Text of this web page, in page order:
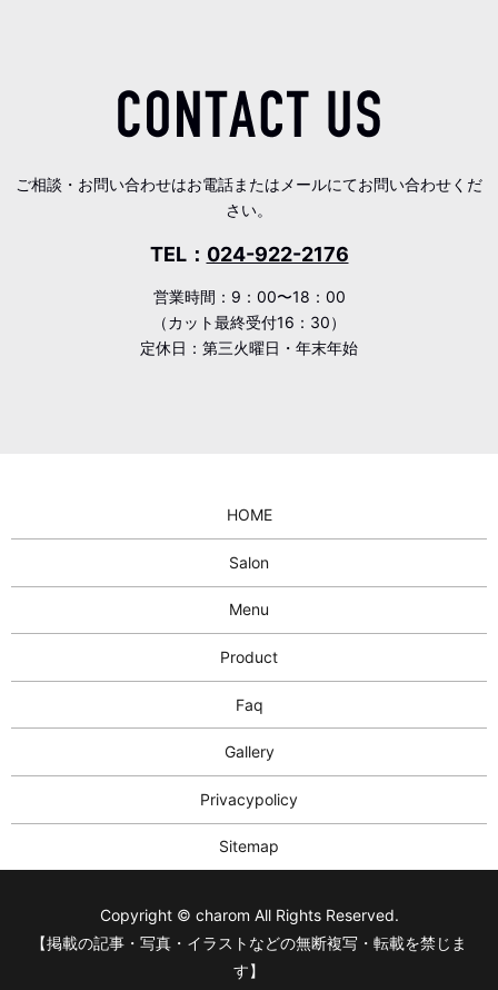
ご相談・お問い合わせはお電話またはメールにてお問い合わせくだ
さい。
TEL： 024-922-2176
営業時間：9：00〜18：00
（カット最終受付16：30）
定休日：第三火曜日・年末年始
HOME
Salon
Menu
Product
Faq
Gallery
Privacypolicy
Sitemap
Copyright © charom All Rights Reserved.
【掲載の記事・写真・イラストなどの無断複写・転載を禁じま
す】